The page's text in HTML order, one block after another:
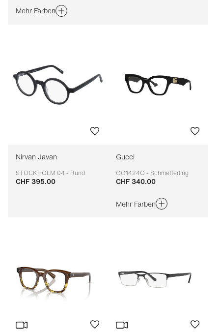
Mehr Farben
Nirvan Javan
STOCKHOLM 04 - Rund
Anpassbar
CHF 395.00
Gucci
GG1424O - Schmetterling
Anpassbar
CHF 340.00
Mehr Farben